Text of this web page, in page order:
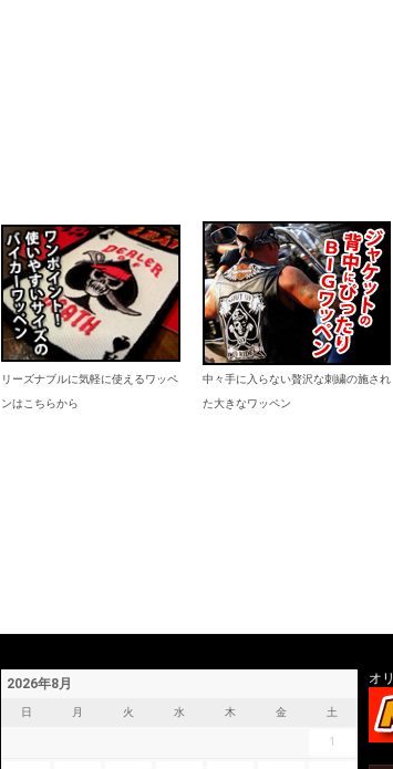
リーズナブルに気軽に使えるワッペ
ンはこちらから
中々手に入らない贅沢な刺繍の施され
た大きなワッペン
2026年8月
日 月 火 水 木 金 土
1
オ